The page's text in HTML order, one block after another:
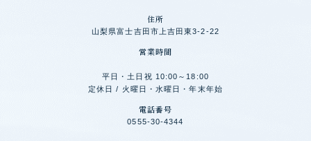
住所
山梨県富士吉田市上吉田東3-2-22
営業時間
平日・土日祝 10:00～18:00
定休日 / 火曜日・水曜日・年末年始
電話番号
0555-30-4344